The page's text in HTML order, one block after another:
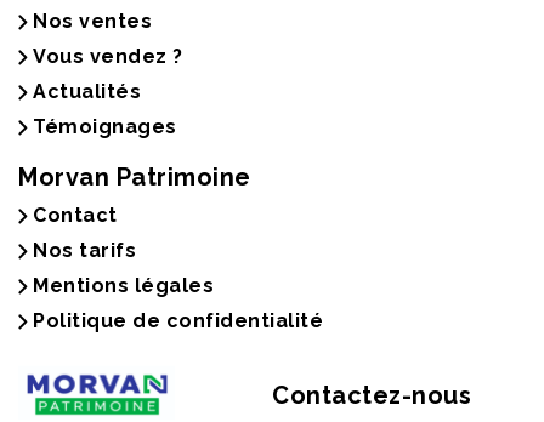
Nos ventes
Vous vendez ?
Actualités
Témoignages
Morvan Patrimoine
Contact
Nos tarifs
Mentions légales
Politique de confidentialité
Contactez-nous